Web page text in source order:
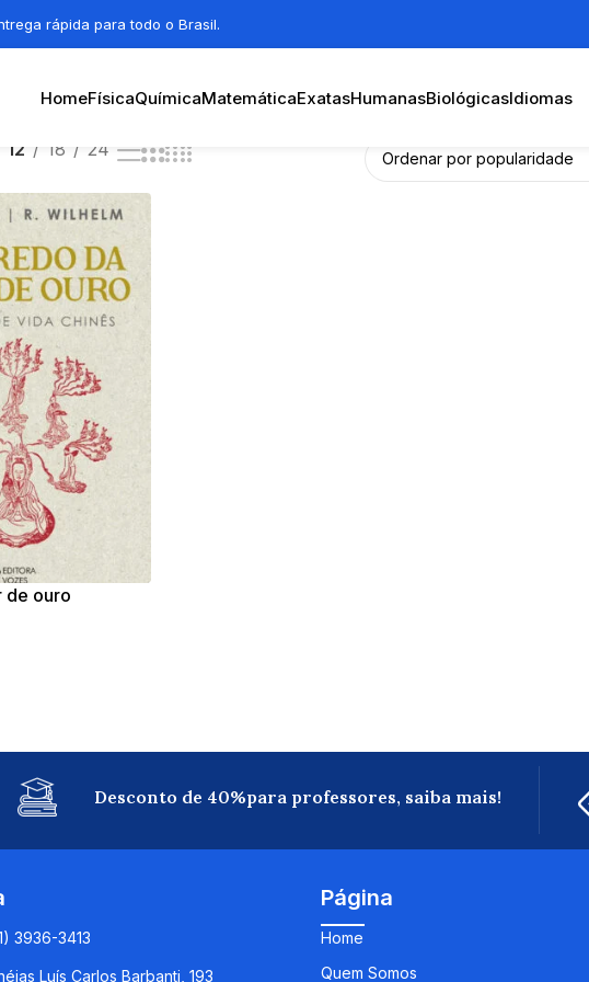
rápida para todo o Brasil.
HomeFísicaQuímicaMatemáticaExatasHumanasBiológicasIdiomas
12 18 24
de ouro
Desconto de 40%para professores, saiba mais!
3936-3413
Luís Carlos Barbanti, 193
Página
Home
Quem Somos